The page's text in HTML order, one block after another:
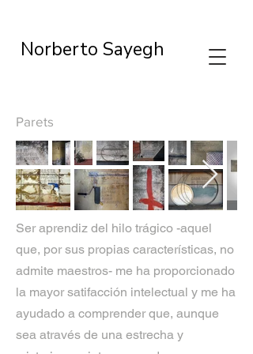
Norberto Sayegh
Parets
Ser aprendiz del hilo trágico -aquel
que, por sus propias características, no
admite maestros- me ha proporcionado
la mayor satifacción intelectual y me ha
ayudado a comprender que, aunque
sea através de una estrecha y